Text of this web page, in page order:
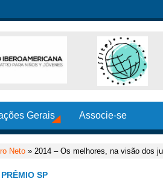
Gerais Associe-se
Neto » 2014 – Os melhores, na visão dos
SP